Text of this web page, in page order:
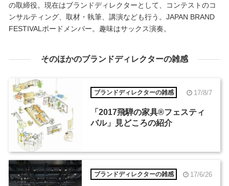
の取締役。現在はブランドディレクターとして、コンテストのコ
ンサルティング、取材・執筆、講演なども行う。JAPAN BRAND
FESTIVALボードメンバー。趣味はサックス演奏。
そのほかのブランドディレクターの雑感
ブランドディレクターの雑感 17/8/7
「2017飛騨の家具®︎フェスティ
バル」見どころの紹介
ブランドディレクターの雑感 17/6/26